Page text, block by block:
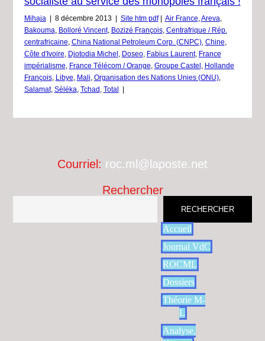
Mihaja 8 décembre 2013 Site htm pdf Air France Areva
Bakouma
Bolloré Vincent, Bozizé François, Centrafrique / Rép.
centrafricaine China National Petroleum Corp. (CNPC), Chine
Côte d'Ivoire
Djotodia Michel Doseo, Fabius Laurent, France
impérialisme
France Télécom / Orange Groupe Castel
Hollande
François, Libye Mali Organisation des Nations Unies (ONU),
Salamat, Séléka Tchad Total
Courriel: roc.ml@laposte.net
Rechercher
RECHERCHER
Accueil
Journal VdC
ROCML
Dossiers
Théorie M-
L
Analyse,